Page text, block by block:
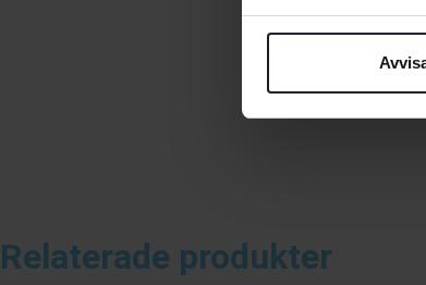
Relaterade produkter